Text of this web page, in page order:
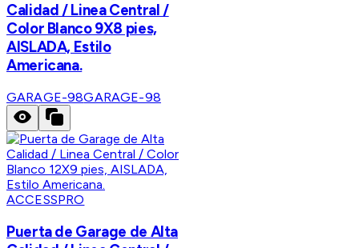
Calidad / Linea Central /
Color Blanco 9X8 pies,
AISLADA, Estilo
Americana.
GARAGE-98GARAGE-98
ACCESSPRO
Puerta de Garage de Alta